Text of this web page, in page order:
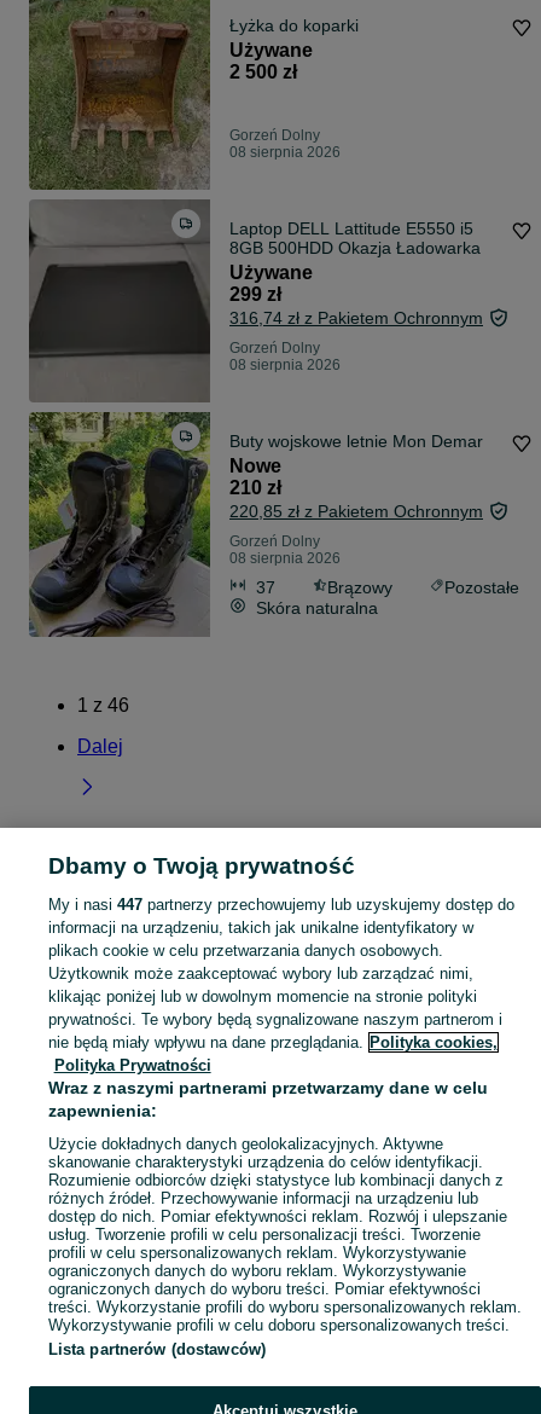
Łyżka do koparki
Używane
2 500 zł
Gorzeń Dolny
08 sierpnia 2026
Laptop DELL Lattitude E5550 i5
8GB 500HDD Okazja Ładowarka
Używane
299 zł
316,74 zł z Pakietem Ochronnym
Gorzeń Dolny
08 sierpnia 2026
Buty wojskowe letnie Mon Demar
Nowe
210 zł
220,85 zł z Pakietem Ochronnym
Gorzeń Dolny
08 sierpnia 2026
37 Brązowy
Pozostałe
Skóra naturalna
1 z 46
Dalej
Strona główna Małopolskie Gorzeń Dolny
KATEGORIA
Skorzystaj z największego serwisu ogłoszeniowego - Gorzeń Dolny i okolice! Kupuj to, czego pragniesz i sprzedawaj to, czego już nie potrzebujesz! Zobacz
Mapa kategorii
Mapa miejscowości
Mapa ministron
Popularne wyszukiwania
Dbamy o Twoją prywatność
My i nasi 447partnerzy przechowujemy lub uzyskujemy dostęp do
informacji na urządzeniu, takich jak unikalne identyfikatory w
plikach cookie w celu przetwarzania danych osobowych.
Użytkownik może zaakceptować wybory lub zarządzać nimi,
klikając poniżej lub w dowolnym momencie na stronie polityki
prywatności. Te wybory będą sygnalizowane naszym partnerom i
nie będą miały wpływu na dane przeglądania. Polityka cookies,
Polityka Prywatności
Wraz z naszymi partnerami przetwarzamy dane w celu
zapewnienia:
Użycie dokładnych danych geolokalizacyjnych. Aktywne
skanowanie charakterystyki urządzenia do celów identyfikacji.
Rozumienie odbiorców dzięki statystyce lub kombinacji danych z
różnych źródeł. Przechowywanie informacji na urządzeniu lub
dostęp do nich. Pomiar efektywności reklam. Rozwój i ulepszanie
usług. Tworzenie profili w celu personalizacji treści. Tworzenie
profili w celu spersonalizowanych reklam. Wykorzystywanie
ograniczonych danych do wyboru reklam. Wykorzystywanie
ograniczonych danych do wyboru treści. Pomiar efektywności
treści. Wykorzystanie profili do wyboru spersonalizowanych reklam.
Wykorzystywanie profili w celu doboru spersonalizowanych treści.
Lista partnerów (dostawców)